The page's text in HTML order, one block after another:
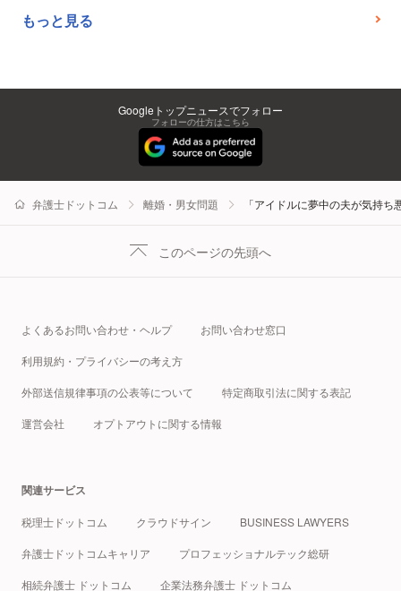
もっと見る
Googleトップニュースでフォロー
フォローの仕方はこちら
弁護士ドットコム 離婚・男女問題 「アイドルに夢中の夫が気持
このページの先頭へ
よくあるお問い合わせ・ヘルプ お問い合わせ窓口
利用規約・プライバシーの考え方
外部送信規律事項の公表等について 特定商取引法に関する表記
運営会社 オプトアウトに関する情報
関連サービス
税理士ドットコム クラウドサイン BUSINESS LAWYERS
弁護士ドットコムキャリア プロフェッショナルテック総研
相続弁護士 ドットコム 企業法務弁護士 ドットコム